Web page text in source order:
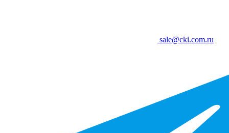
sale@cki.com.ru